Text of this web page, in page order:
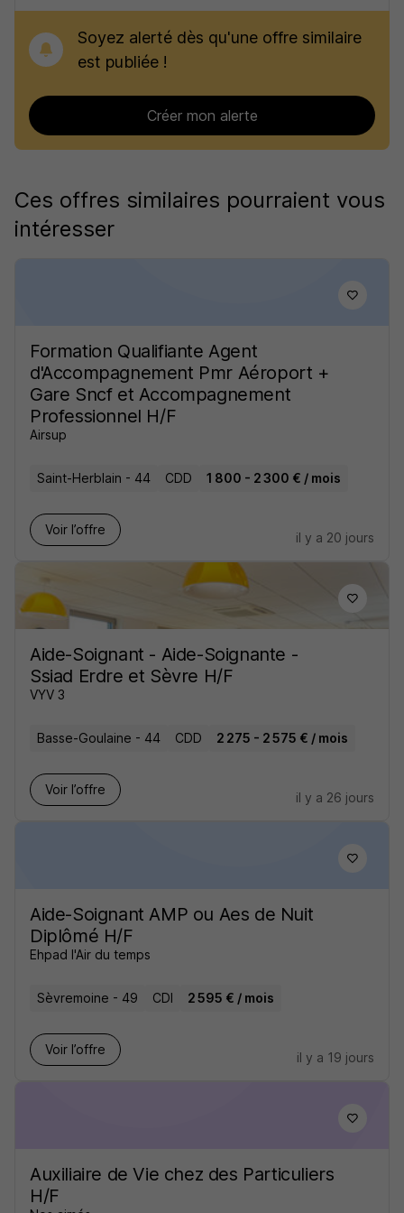
Soyez alerté dès qu'une offre similaire
est publiée !
Créer mon alerte
Ces offres similaires pourraient vous
intéresser
Formation Qualifiante Agent
d'Accompagnement Pmr Aéroport +
Gare Sncf et Accompagnement
Professionnel H/F
Airsup
Saint-Herblain - 44 CDD 1 800 - 2 300 € / mois
Voir l’offre
il y a 20 jours
Aide-Soignant - Aide-Soignante -
Ssiad Erdre et Sèvre H/F
VYV 3
Basse-Goulaine - 44 CDD 2 275 - 2 575 € / mois
Voir l’offre
il y a 26 jours
Aide-Soignant AMP ou Aes de Nuit
Diplômé H/F
Ehpad l'Air du temps
Sèvremoine - 49 CDI 2 595 € / mois
Voir l’offre
il y a 19 jours
Auxiliaire de Vie chez des Particuliers
H/F